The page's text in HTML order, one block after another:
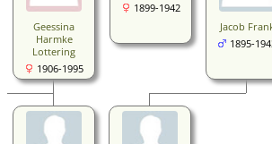
Geessina
Harmke
Lottering
1906-1995
1899-1942
Jacob
1895-